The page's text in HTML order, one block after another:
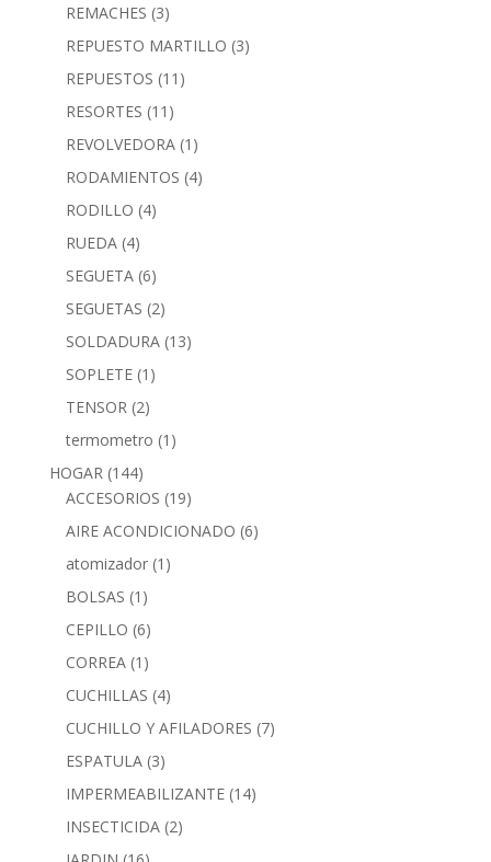
REMACHES (3)
REPUESTO MARTILLO (3)
REPUESTOS (11)
RESORTES (11)
REVOLVEDORA (1)
RODAMIENTOS (4)
RODILLO (4)
RUEDA (4)
SEGUETA (6)
SEGUETAS (2)
SOLDADURA (13)
SOPLETE (1)
TENSOR (2)
termometro (1)
HOGAR (144)
ACCESORIOS (19)
AIRE ACONDICIONADO (6)
atomizador (1)
BOLSAS (1)
CEPILLO (6)
CORREA (1)
CUCHILLAS (4)
CUCHILLO Y AFILADORES (7)
ESPATULA (3)
IMPERMEABILIZANTE (14)
INSECTICIDA (2)